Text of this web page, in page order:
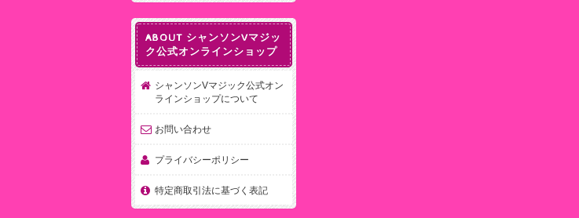
ABOUT シャンソンVマジッ
ク公式オンラインショップ
シャンソンVマジック公式オン
ラインショップについて
お問い合わせ
プライバシーポリシー
特定商取引法に基づく表記